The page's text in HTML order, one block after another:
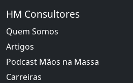
HM Consultores
Quem Somos
Artigos
Podcast Mãos na Massa
Carreiras